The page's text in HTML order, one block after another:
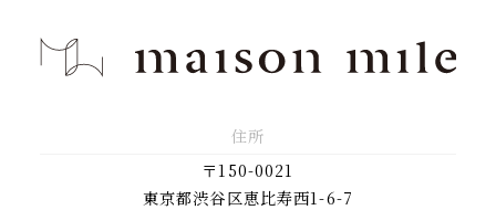
住所
〒150-0021
東京都渋谷区恵比寿西1-6-7